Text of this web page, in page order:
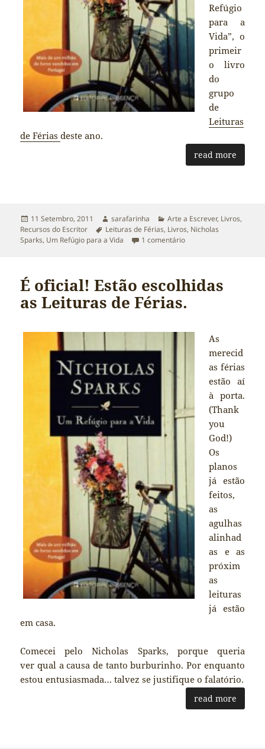
Refúgio
para a
Vida”, o
primeir
o livro
do
grupo
de
Leituras
de Fériasdeste ano.
read more
Publicado
a
11 Setembro, 2011 Autor
sarafarinha Categorias
Arte a Escrever, Livros,
Recursos do Escritor
Etiquetas
Leituras de Férias, Livros, Nicholas
Sparks, Um Refúgio para a Vida 1 comentárioem Leituras de Férias:
É oficial! Estão escolhidas
as Leituras de Férias.
As
merecid
as férias
estão aí
à porta.
(Thank
you
God!)
Os
planos
já estão
feitos,
as
agulhas
alinhad
as e as
próxim
as
leituras
já estão
em casa.
Comecei pelo Nicholas Sparks, porque queria
ver qual a causa de tanto burburinho. Por enquanto
estou entusiasmada… talvez se justifique o falatório.
read more